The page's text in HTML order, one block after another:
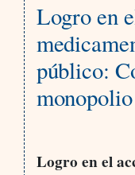
Logro en
público:
Logro en el